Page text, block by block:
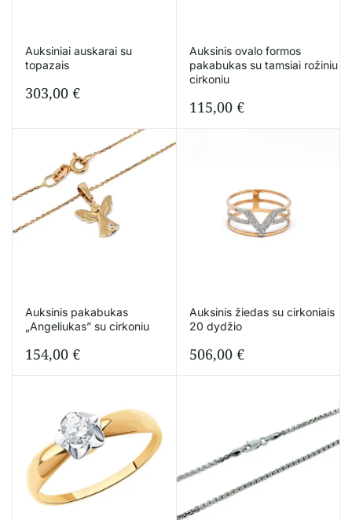
Auksiniai auskarai su
topazais
303,00 €
Auksinis ovalo formos
pakabukas su tamsiai rožiniu
cirkoniu
115,00 €
Auksinis pakabukas
„Angeliukas” su cirkoniu
154,00 €
Auksinis žiedas su cirkoniais
20 dydžio
506,00 €